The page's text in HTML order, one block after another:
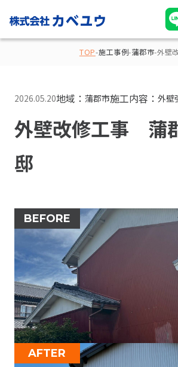
TOP-施工事例-蒲郡市-外壁
2026.05.20地域： 蒲郡市施工内容： 外壁
外壁改修工事 蒲
邸